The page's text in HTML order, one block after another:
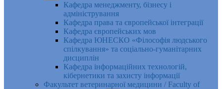
Кафедра менеджменту, бізнесу і
адміністрування
Кафедра права та європейської інтеграції
Кафедра європейських мов
Кафедра ЮНЕСКО «Філософія людського
спілкування» та соціально-гуманітарних
дисциплін
Кафедра інформаційних технологій,
кібернетики та захисту інформації
Факультет ветеринарної медицини / Faculty of